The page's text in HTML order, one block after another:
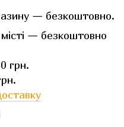
— безкоштовно.
— безкоштовно
грн.